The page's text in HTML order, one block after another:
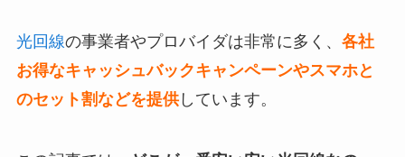
光回線の事業者やプロバイダは非常に多く、 各社
お得なキャッシュバックキャンペーンやスマホと
のセット割などを提供しています。